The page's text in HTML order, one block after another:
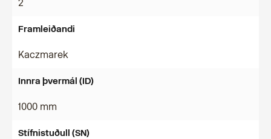
2
Framleiðandi
Kaczmarek
Innra þvermál (ID)
1000 mm
Stífnistuðull (SN)